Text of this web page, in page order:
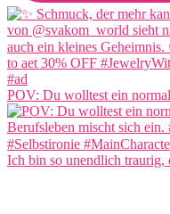
POV: Du wolltest ein
Ich bin so unendlich traurig,